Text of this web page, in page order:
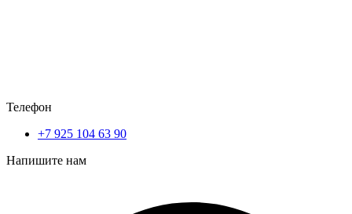
Телефон
+7 925 104 63 90
Напишите нам